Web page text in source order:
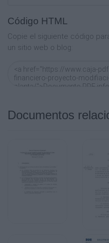
Código HTML
Copie el siguiente código
un sitio web o blog:
Documentos